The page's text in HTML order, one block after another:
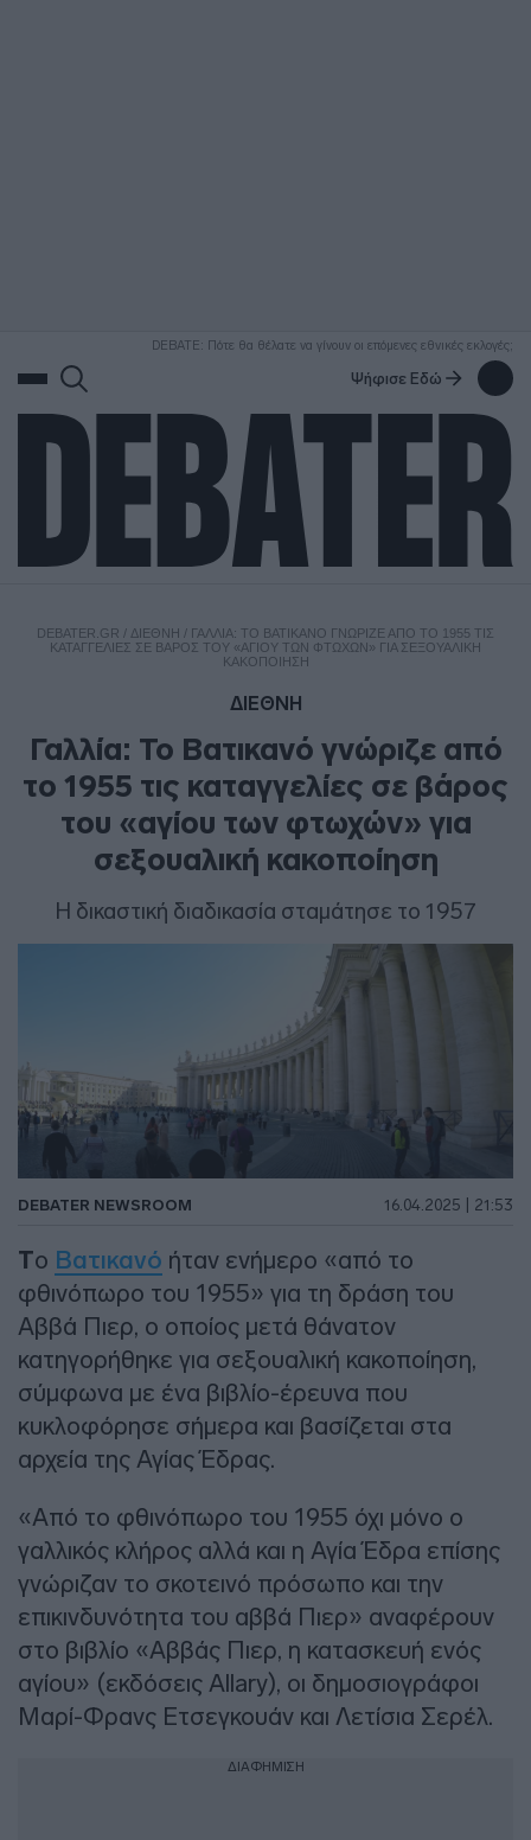
DEBATE: Πότε θα θέλατε να γίνουν οι επόμενες εθνικές εκλογές;
Ψήφισε Εδώ
DEBATER.GR / ΔΙΕΘΝΗ / ΓΑΛΛΊΑ: ΤΟ ΒΑΤΙΚΑΝΌ ΓΝΏΡΙΖΕ ΑΠΌ ΤΟ 1955 ΤΙΣ
ΚΑΤΑΓΓΕΛΊΕΣ ΣΕ ΒΆΡΟΣ ΤΟΥ «ΑΓΊΟΥ ΤΩΝ ΦΤΩΧΏΝ» ΓΙΑ ΣΕΞΟΥΑΛΙΚΉ
ΚΑΚΟΠΟΊΗΣΗ
ΔΙΕΘΝΗ
Γαλλία: Το Βατικανό γνώριζε από
το 1955 τις καταγγελίες σε βάρος
του «αγίου των φτωχών» για
σεξουαλική κακοποίηση
Η δικαστική διαδικασία σταμάτησε το 1957
DEBATER NEWSROOM 16.04.2025 | 21:53
Το Βατικανό ήταν ενήμερο «από το
φθινόπωρο του 1955» για τη δράση του
Αββά Πιερ, ο οποίος μετά θάνατον
κατηγορήθηκε για σεξουαλική κακοποίηση,
σύμφωνα με ένα βιβλίο-έρευνα που
κυκλοφόρησε σήμερα και βασίζεται στα
αρχεία της Αγίας Έδρας.
«Από το φθινόπωρο του 1955 όχι μόνο ο
γαλλικός κλήρος αλλά και η Αγία Έδρα επίσης
γνώριζαν το σκοτεινό πρόσωπο και την
επικινδυνότητα του αββά Πιερ» αναφέρουν
στο βιβλίο «Αββάς Πιερ, η κατασκευή ενός
αγίου» (εκδόσεις Allary), οι δημοσιογράφοι
Μαρί-Φρανς Ετσεγκουάν και Λετίσια Σερέλ.
ΔΙΑΦΗΜΙΣΗ